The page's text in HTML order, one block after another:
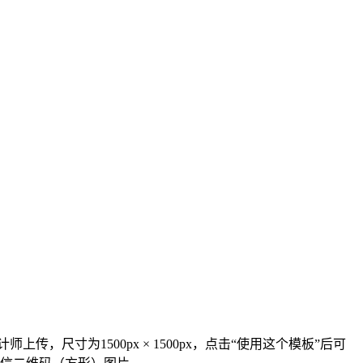
上传，尺寸为1500px × 1500px，点击“使用这个模板”后可